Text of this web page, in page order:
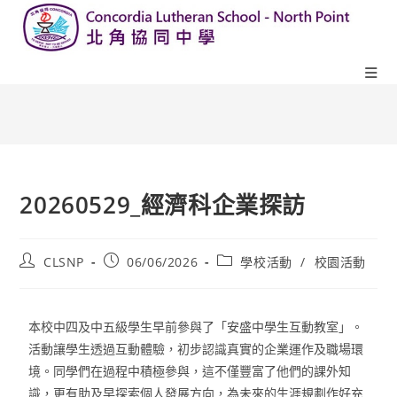
20260529_經濟科企業探訪
CLSNP 06/06/2026 學校活動 / 校園活動
本校中四及中五級學生早前參與了「安盛中學生互動教室」。
活動讓學生透過互動體驗，初步認識真實的企業運作及職場環
境。同學們在過程中積極參與，這不僅豐富了他們的課外知
識，更有助及早探索個人發展方向，為未來的生涯規劃作好充